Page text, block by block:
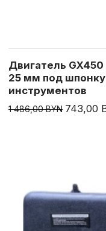
Двигатель GX450
25 мм под шпонку
инструментов
1 486,00 BYN 743,00